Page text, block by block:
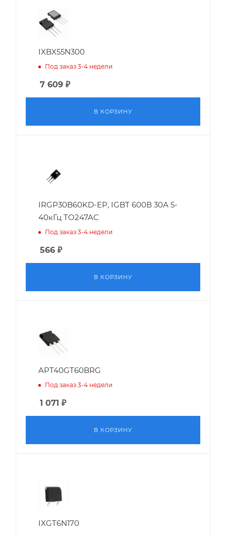
IXBX55N300
Под заказ 3-4 недели
7 609 ₽
В КОРЗИНУ
IRGP30B60KD-EP, IGBT 600В 30А 5-
40кГц TO247AC
Под заказ 3-4 недели
566 ₽
В КОРЗИНУ
APT40GT60BRG
Под заказ 3-4 недели
1 071 ₽
В КОРЗИНУ
IXGT6N170